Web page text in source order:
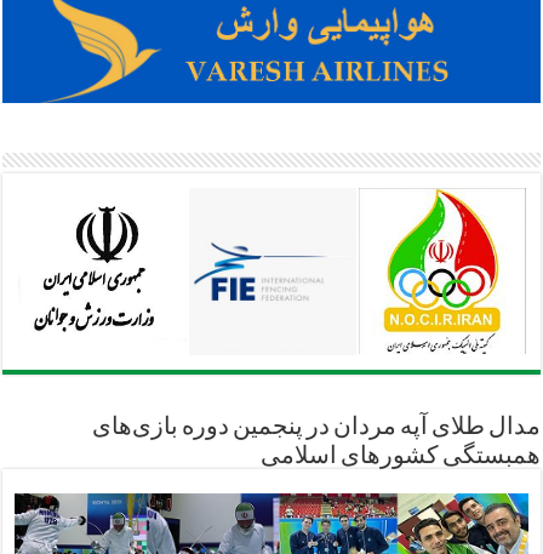
مدال طلای آپه مردان در پنجمین دوره بازی‌های
همبستگی کشورهای اسلامی